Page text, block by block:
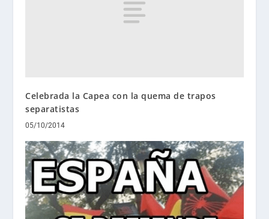
Celebrada la Capea con la quema de trapos
separatistas
05/10/2014